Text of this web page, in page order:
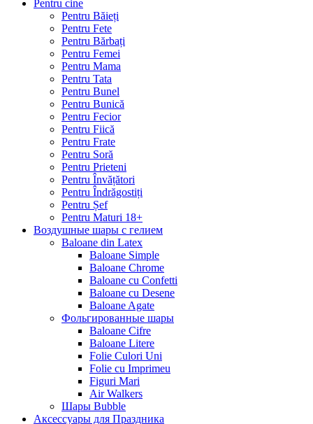
Pentru cine
Pentru Băieți
Pentru Fete
Pentru Bărbați
Pentru Femei
Pentru Mama
Pentru Tata
Pentru Bunel
Pentru Bunică
Pentru Fecior
Pentru Fiică
Pentru Frate
Pentru Soră
Pentru Prieteni
Pentru Învățători
Pentru Îndrăgostiți
Pentru Șef
Pentru Maturi 18+
Воздушные шары с гелием
Baloane din Latex
Baloane Simple
Baloane Chrome
Baloane cu Confetti
Baloane cu Desene
Baloane Agate
Фольгированные шары
Baloane Cifre
Baloane Litere
Folie Culori Uni
Folie cu Imprimeu
Figuri Mari
Air Walkers
Шары Bubble
Аксессуары для Праздника